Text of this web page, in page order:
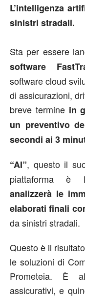
L’intelligenza
sinistri stradali.
Sta per essere
software
software cloud
di assicurazioni,
breve termine in
un preventivo
secondi ai 3
“AI”, questo il
piattaforma è
analizzerà le
elaborati finali
da sinistri stradali.
Questo è il
le soluzioni di
Prometeia. È
assicurativi, e